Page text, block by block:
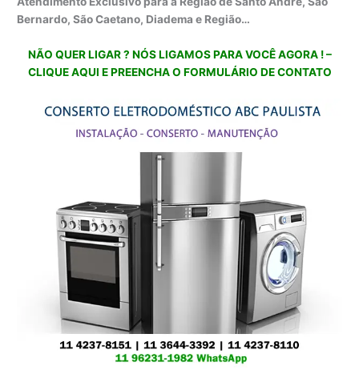
Bernardo, São Caetano, Diadema e Região…
NÃO QUER LIGAR ? NÓS LIGAMOS PARA VOCÊ AGORA ! –
CLIQUE AQUI E PREENCHA O FORMULÁRIO DE CONTATO